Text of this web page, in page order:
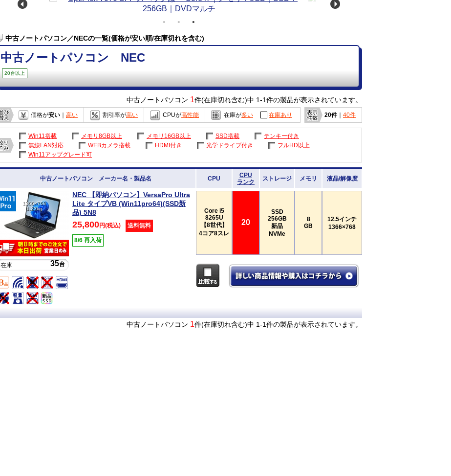
中古ノートパソコン／NECの一覧(価格が安い順/在庫切れを含む)
中古ノートパソコン NEC
20台以上
中古ノートパソコン 1件(在庫切れ含む)中 1-1件の製品が表示されています。
価格が安い 高い 割引率が高い CPUが高性能 在庫が多い 在庫あり 20件｜ 40件
Win11搭載 メモリ8GB以上 メモリ16GB以上 SSD搭載
テンキー付き
無線LAN対応
WEBカメラ搭載 HDMI付き 光学ドライブ付き
フルHD以上
Win11アップグレード可
中古ノートパソコン メーカー名・製品名 CPU
CPU
ランク
ストレージ メモリ 液晶/解像度
1366×768
1.23kg
在庫 35台
NEC 【即納パソコン】VersaPro Ultra
Lite タイプVB (Win11pro64)(SSD新
品) 5N8
25,800円(税込) 送料無料
8/6 再入荷
Core i5
8265U
【8世代】
4コア8スレ
20
SSD
256GB
新品
NVMe
8
GB
12.5インチ
1366×768
中古ノートパソコン 1件(在庫切れ含む)中 1-1件の製品が表示されています。